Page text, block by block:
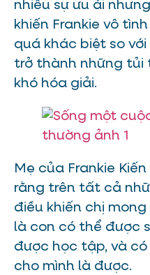
nhiều sự ưu ái
khiến Frankie vô
quá khác biệt so
trở thành những tủi
khó hóa giải.
Mẹ của Frankie
rằng trên tất cả
điều khiến chị
là con có thể được
được học tập, và
cho mình là được.